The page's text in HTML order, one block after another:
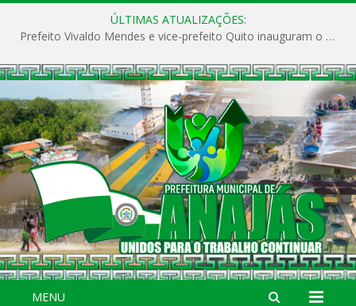
ÚLTIMAS ATUALIZAÇÕES:
Prefeito Vivaldo Mendes e vice-prefeito Quito inauguram o CAPS e fortalecem a saúde pública em Anajás.
MENU